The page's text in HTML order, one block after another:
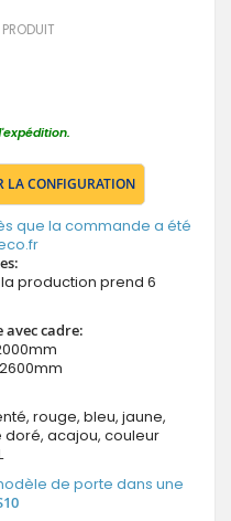
LA CONFIGURATION
que la commande a été
production prend 6
cadre:
rouge, bleu, jaune,
doré, acajou, couleur
de porte dans une